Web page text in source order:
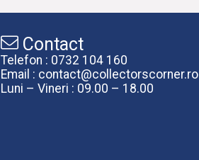
Contact
Telefon : 0732 104 160
Email : contact@collectorscorner.ro
Luni – Vineri : 09.00 – 18.00